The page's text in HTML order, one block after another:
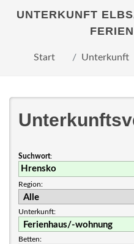
UNTERKUNFT
Start Unterkunft
Suchwort:
Region:
Unterkunft:
Betten: